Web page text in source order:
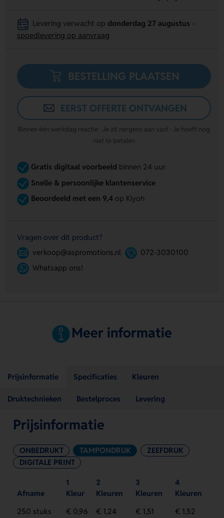
Levering verwacht op donderdag 27 augustus
spoedlevering op aanvraag
BESTELLING PLAATSEN
EERST OFFERTE ONTVANGEN
Binnen één werkdag reactie · Je zit nergens aan vast · Je hoeft nog
niet te betalen
Gratis digitaal voorbeeld binnen 24 uur
Snelle & persoonlijke klantenservice
Beoordeeld met een 9,4op Kiyoh
Vragen over dit product?
verkoop@aspromotions.nl
072-3030100
Whatsapp ons!
Meer informatie
Prijsinformatie Specificaties Kleuren
Druktechnieken Bestelproces Levering
Prijsinformatie
ONBEDRUKT TAMPONDRUK
ZEEFDRUK
DIGITALE PRINT
Afname
1
Kleur
2
Kleuren
3
Kleuren
4
Kleuren
250 stuks
€ 0,96 € 1,24 € 1,51 € 1,52